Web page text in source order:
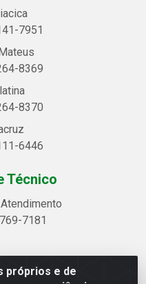
próprios e de
7951
8369
8370
6446
Técnico
7181
Avenida Alegre, 2521 -